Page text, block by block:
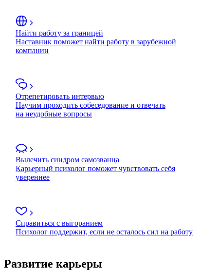
Найти работу за границей
Наставник поможет найти работу в зарубежной
компании
Отрепетировать интервью
Научим проходить собеседование и отвечать
на неудобные вопросы
Вылечить синдром самозванца
Карьерный психолог поможет чувствовать себя
увереннее
Справиться с выгоранием
Психолог поддержит, если не осталось сил на работу
Развитие карьеры